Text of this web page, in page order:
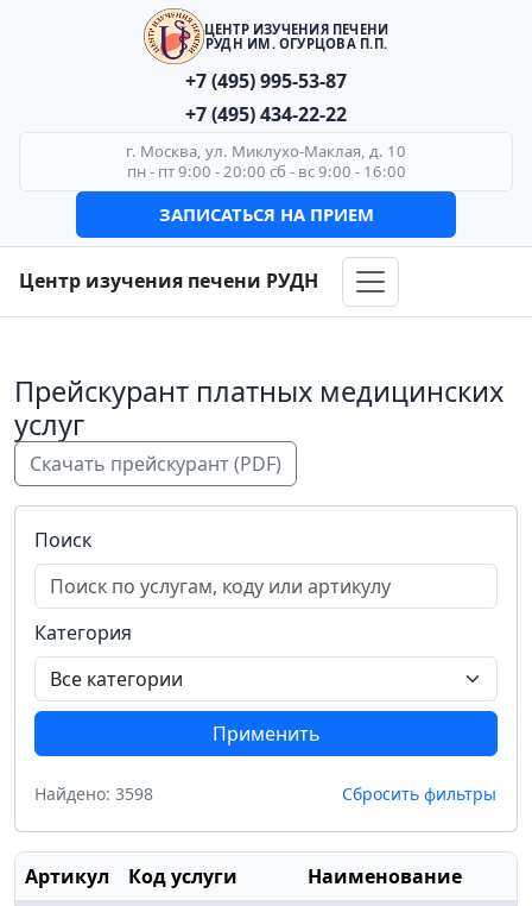
ЦЕНТР ИЗУЧЕНИЯ ПЕЧЕНИ
РУДН ИМ. ОГУРЦОВА П.П.
+7 (495) 995-53-87
+7 (495) 434-22-22
г. Москва, ул. Миклухо-Маклая, д. 10
пн - пт 9:00 - 20:00 сб - вс 9:00 - 16:00
ЗАПИСАТЬСЯ НА ПРИЕМ
Центр изучения печени РУДН
Прейскурант платных медицинских
услуг
Скачать прейскурант (PDF)
Поиск
Категория
Применить
Найдено: 3598 Сбросить фильтры
Артикул Код услуги
Наименование